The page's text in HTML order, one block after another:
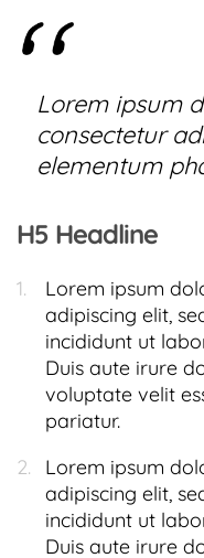
Lorem ipsum
consectetur
elementum
H5 Headline
Lorem ipsum
adipiscing elit,
incididunt ut
Duis aute irure
voluptate velit
pariatur.
Lorem ipsum
adipiscing elit,
incididunt ut
Duis aute irure